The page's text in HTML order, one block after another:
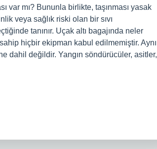
var mı? Bununla birlikte, taşınması yasak
veya sağlık riski olan bir sıvı
tanınır. Uçak altı bagajında neler
hiçbir ekipman kabul edilmemiştir. Aynı
dahil değildir. Yangın söndürücüler, asitler,